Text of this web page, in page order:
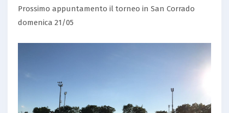
Prossimo appuntamento il torneo in San Corrado
domenica 21/05